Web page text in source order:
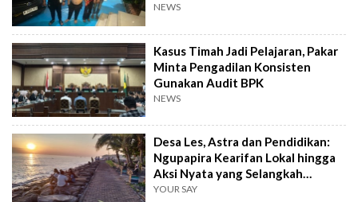
NEWS
Kasus Timah Jadi Pelajaran, Pakar
Minta Pengadilan Konsisten
Gunakan Audit BPK
NEWS
Desa Les, Astra dan Pendidikan:
Ngupapira Kearifan Lokal hingga
Aksi Nyata yang Selangkah
Mendahului
YOUR SAY